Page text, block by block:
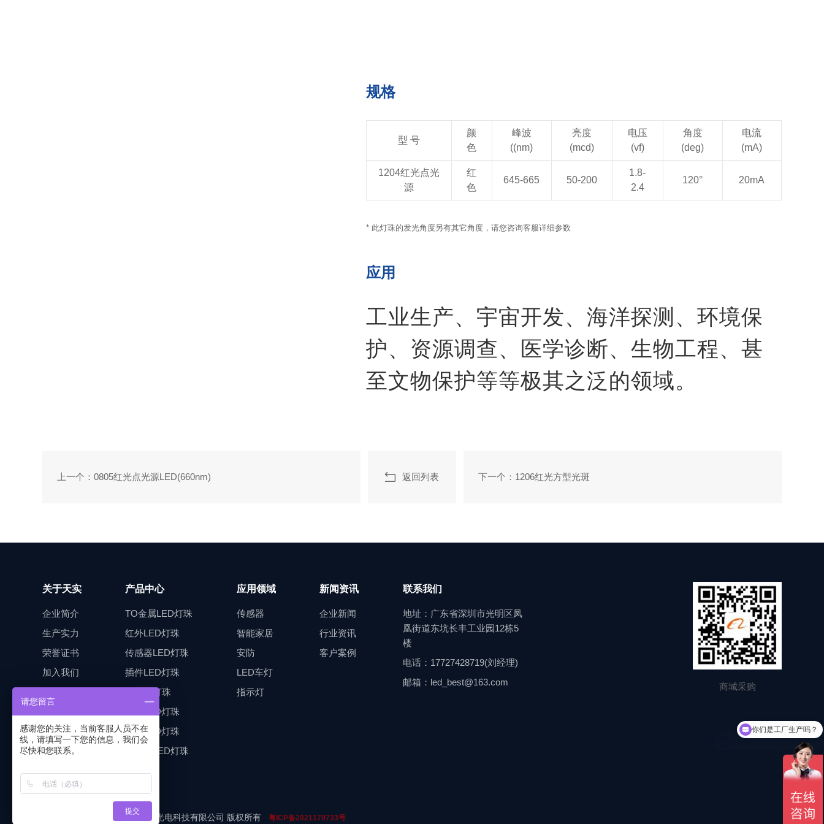
规格
型 号
颜
色
峰波
((nm)
亮度
(mcd)
电压
(vf)
角度
(deg)
电流
(mA)
1204红光点光
源
红
色
645-665 50-200
1.8-
2.4
120° 20mA
* 此灯珠的发光角度另有其它角度，请您咨询客服详细参数
应用
工业生产、宇宙开发、海洋探测、环境保
护、资源调查、医学诊断、生物工程、甚
至文物保护等等极其之泛的领域。
上一个：0805红光点光源LED(660nm) 返回列表 下一个：1206红光方型光斑
关于天实
企业简介
生产实力
荣誉证书
加入我们
产品中心
TO金属LED灯珠
红外LED灯珠
传感器LED灯珠
插件LED灯珠
食人鱼灯珠
车灯LED灯珠
贴片LED灯珠
小贴片LED灯珠
应用领域
传感器
智能家居
安防
LED车灯
指示灯
新闻资讯
企业新闻
行业资讯
客户案例
联系我们
地址：广东省深圳市光明区凤
凰街道东坑长丰工业园12栋5
楼
电话：17727428719(刘经理)
邮箱：led_best@163.com
商城采购
Copyright © 2023 深圳市天实光电科技有限公司 版权所有 粤ICP备2021179733号
你们的主打产品是什么呢？
请您留言
感谢您的关注，当前客服人员不在
线，请填写一下您的信息，我们会
尽快和您联系。
提交